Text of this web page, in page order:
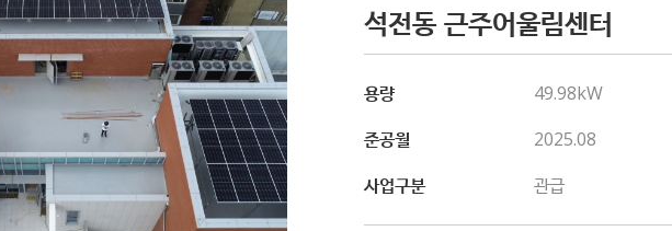
석전동 근주어울림센터
용량
49.98kW
준공월
2025.08
사업구분
관급